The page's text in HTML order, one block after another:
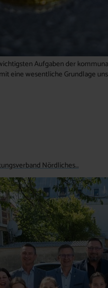
Aufgaben der
eine wesentliche Grundlage
Nördliches…